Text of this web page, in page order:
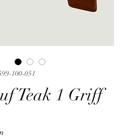
100-051
Teak 1 Griff